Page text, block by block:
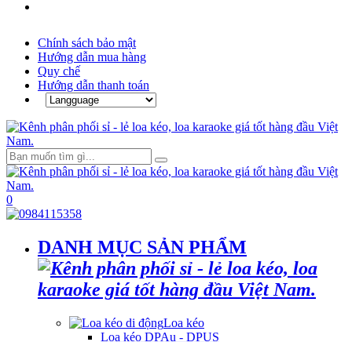
Chính sách bảo mật
Hướng dẫn mua hàng
Quy chế
Hướng dẫn thanh toán
0
DANH MỤC SẢN PHẨM
Loa kéo
Loa kéo DPAu - DPUS